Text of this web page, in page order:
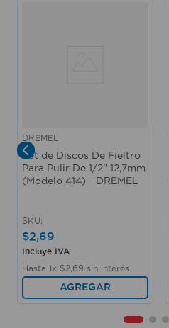
DREMEL
Set de Discos De Fieltro
Para Pulir De 1/2" 12,7mm
(Modelo 414) - DREMEL
SKU:
$2,69
Incluye IVA
Hasta 1x $2 69 sin interés
AGREGAR